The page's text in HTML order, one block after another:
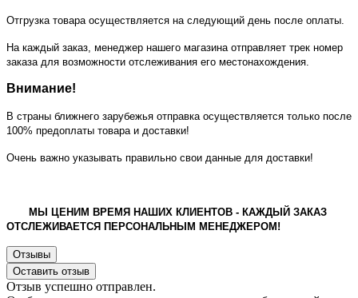
Отгрузка товара осуществляется на следующий день после оплаты.
На каждый заказ, менеджер нашего магазина отправляет трек номер
заказа для возможности отслеживания его местонахождения.
Внимание!
В страны ближнего зарубежья отправка осуществляется только после
100% предоплаты товара и доставки!
Очень важно указывать правильно свои данные для доставки!
МЫ ЦЕНИМ ВРЕМЯ НАШИХ КЛИЕНТОВ - КАЖДЫЙ ЗАКАЗ
ОТСЛЕЖИВАЕТСЯ ПЕРСОНАЛЬНЫМ МЕНЕДЖЕРОМ!
Отзывы
Оставить отзыв
Отзыв успешно отправлен.